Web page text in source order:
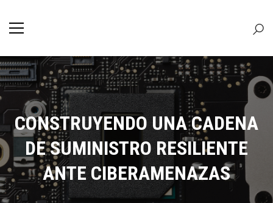
CONSTRUYENDO UNA CADENA
DE SUMINISTRO RESILIENTE
ANTE CIBERAMENAZAS